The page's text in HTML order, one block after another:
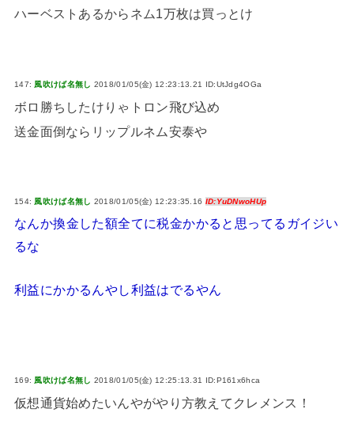
ハーベストあるからネム1万枚は買っとけ
147: 風吹けば名無し 2018/01/05(金) 12:23:13.21 ID:UtJdg4OGa
ボロ勝ちしたけりゃトロン飛び込め
送金面倒ならリップルネム安泰や
154: 風吹けば名無し 2018/01/05(金) 12:23:35.16 ID:YuDNwoHUp
なんか換金した額全てに税金かかると思ってるガイジい
るな
利益にかかるんやし利益はでるやん
169: 風吹けば名無し 2018/01/05(金) 12:25:13.31 ID:P161x6hca
仮想通貨始めたいんやがやり方教えてクレメンス！